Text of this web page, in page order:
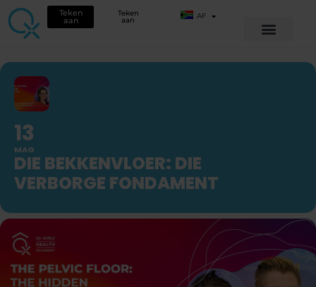
Teken
aan
Teken
aan AF
13
MAG
DIE BEKKENVLOER: DIE
VERBORGE FONDAMENT